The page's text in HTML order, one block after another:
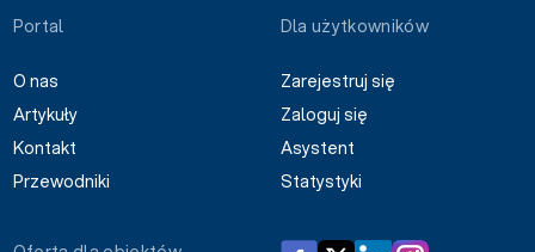
Portal
O nas
Artykuły
Kontakt
Przewodniki
Dla użytkowników
Zarejestruj się
Zaloguj się
Asystent
Statystyki